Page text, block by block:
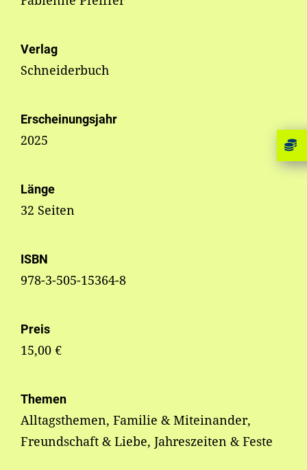
Verlag
Schneiderbuch
Erscheinungsjahr
2025
Länge
32 Seiten
ISBN
978-3-505-15364-8
Preis
15,00 €
Themen
Alltagsthemen, Familie & Miteinander,
Freundschaft & Liebe, Jahreszeiten & Feste